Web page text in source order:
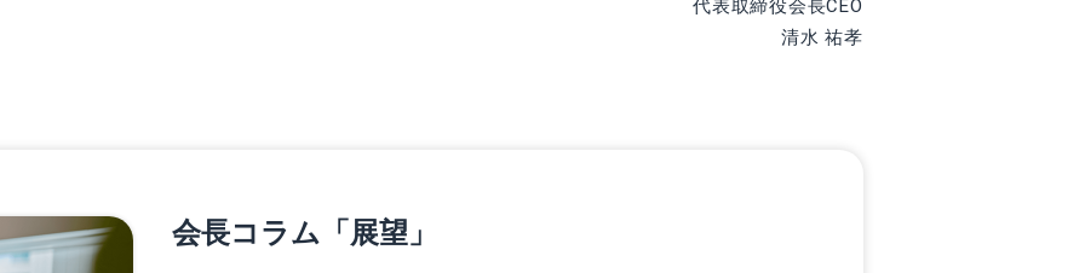
代表取締役会長CEO
清水 祐孝
会長コラム「展望」